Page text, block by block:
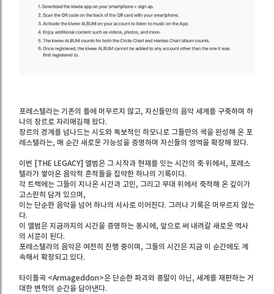
포레스텔라는 기존의 틀에 머무르지 않고, 자신들만의 음악 세계를 구축하며 하
나의 장르로 자리매김해 왔다.
장르의 경계를 넘나드는 시도와 독보적인 하모니로 그들만의 색을 완성해 온 포
레스텔라는, 매 순간 새로운 가능성을 증명하며 자신들의 영역을 확장해 왔다.
이번 [THE LEGACY] 앨범은 그 시작과 현재를 잇는 시간의 축 위에서, 포레스
텔라가 쌓아온 음악적 흔적들을 집약한 하나의 기록이다.
각 트랙에는 그들이 지나온 시간과 고민, 그리고 무대 위에서 축적해 온 깊이가
고스란히 담겨 있으며,
이는 단순한 음악을 넘어 하나의 서사로 이어진다. 그러나 기록은 머무르지 않는
다.
이 앨범은 지금까지의 시간을 증명하는 동시에, 앞으로 써 내려갈 새로운 역사
의 서문이 된다.
포레스텔라의 음악은 여전히 진행 중이며, 그들의 시간은 지금 이 순간에도 계
속해서 확장되고 있다.
타이틀곡 <Armageddon>은 단순한 파괴와 종말이 아닌, 세계를 재편하는 거
대한 변혁의 순간을 담아낸다.